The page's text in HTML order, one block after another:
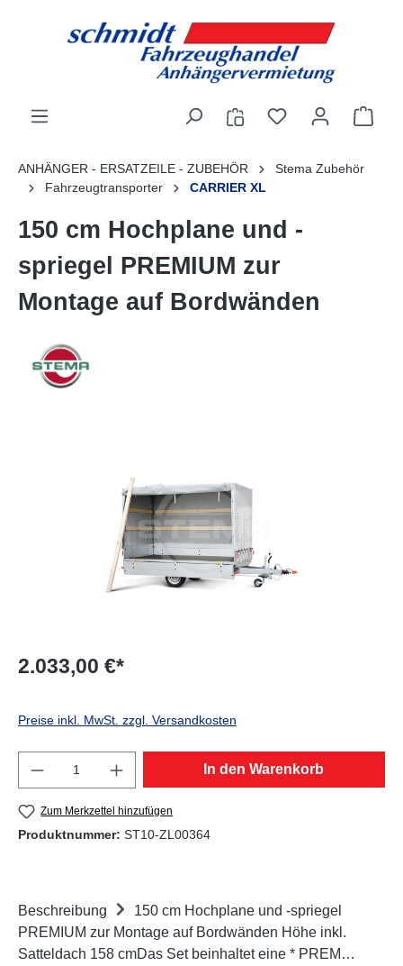
ANHÄNGER - ERSATZEILE - ZUBEHÖR
Stema Zubehör
Fahrzeugtransporter
CARRIER XL
150 cm Hochplane und -
spriegel PREMIUM zur
Montage auf Bordwänden
2.033,00 €*
Preise inkl. MwSt. zzgl. Versandkosten
Produkt Anzahl: Gib den gewünschten
In den Warenkorb
Zum Merkzettel hinzufügen
Produktnummer: ST10-ZL00364
Beschreibung
150 cm Hochplane und -spriegel
PREMIUM zur Montage auf Bordwänden Höhe inkl.
Satteldach 158 cmDas Set beinhaltet eine * PREM…